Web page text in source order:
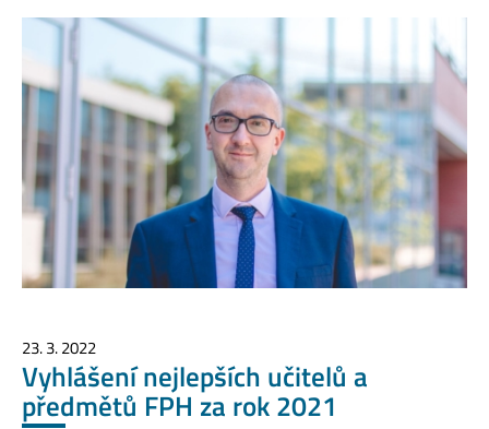
23. 3. 2022
Vyhlášení nejlepších učitelů a
předmětů FPH za rok 2021